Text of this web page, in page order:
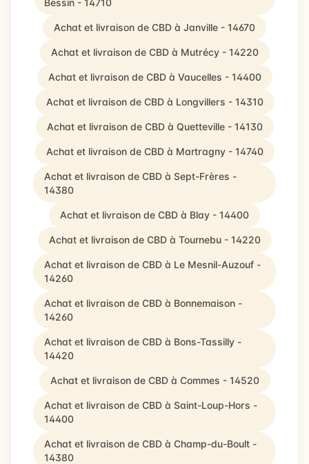
Bessin - 14710
Achat et livraison de CBD à Janville - 14670
Achat et livraison de CBD à Mutrécy - 14220
Achat et livraison de CBD à Vaucelles - 14400
Achat et livraison de CBD à Longvillers - 14310
Achat et livraison de CBD à Quetteville - 14130
Achat et livraison de CBD à Martragny - 14740
Achat et livraison de CBD à Sept-Frères -
14380
Achat et livraison de CBD à Blay - 14400
Achat et livraison de CBD à Tournebu - 14220
Achat et livraison de CBD à Le Mesnil-Auzouf -
14260
Achat et livraison de CBD à Bonnemaison -
14260
Achat et livraison de CBD à Bons-Tassilly -
14420
Achat et livraison de CBD à Commes - 14520
Achat et livraison de CBD à Saint-Loup-Hors -
14400
Achat et livraison de CBD à Champ-du-Boult -
14380